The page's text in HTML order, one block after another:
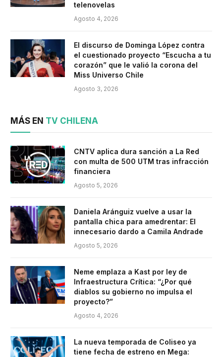
telenovelas
Agosto 4, 2026
El discurso de Dominga López contra
el cuestionado proyecto “Escucha a tu
corazón” que le valió la corona del
Miss Universo Chile
Agosto 3, 2026
MÁS EN TV CHILENA
CNTV aplica dura sanción a La Red
con multa de 500 UTM tras infracción
financiera
Agosto 5, 2026
Daniela Aránguiz vuelve a usar la
pantalla chica para amedrentar: El
innecesario dardo a Camila Andrade
Agosto 5, 2026
Neme emplaza a Kast por ley de
Infraestructura Crítica: “¿Por qué
diablos su gobierno no impulsa el
proyecto?”
Agosto 4, 2026
La nueva temporada de Coliseo ya
tiene fecha de estreno en Mega: